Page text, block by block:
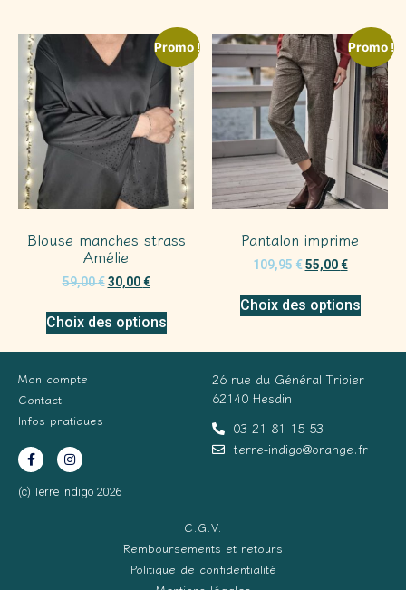
Promo !
Blouse manches strass
Amélie
59,00€ 30,00€
Choix des options
Promo !
Pantalon imprime
109,95€ 55,00€
Choix des options
Mon compte
Contact
Infos pratiques
(c) Terre Indigo 2026
26 rue du Général Tripier
62140 Hesdin
03 21 81 15 53
terre-indigo@orange.fr
C.G.V.
Remboursements et retours
Politique de confidentialité